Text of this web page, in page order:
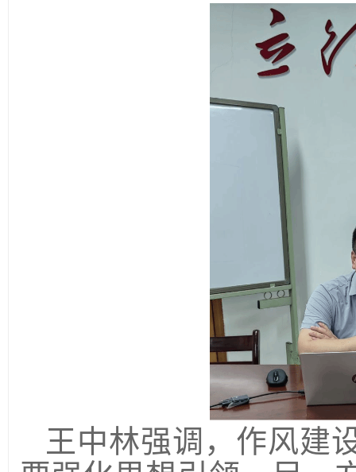
王中林强调，作风建